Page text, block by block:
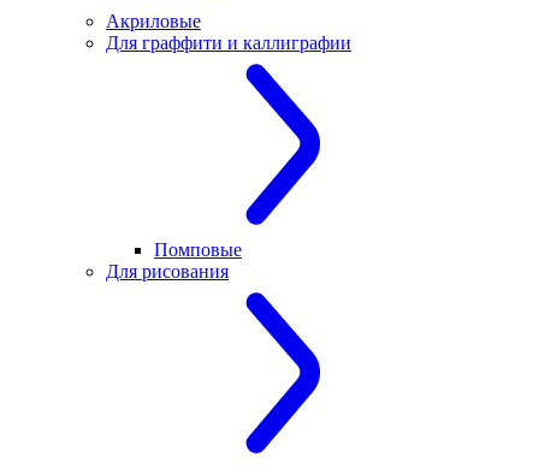
Акриловые
Для граффити и каллиграфии
Помповые
Для рисования